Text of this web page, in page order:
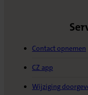
Contact opnemen
CZ app
Wijziging